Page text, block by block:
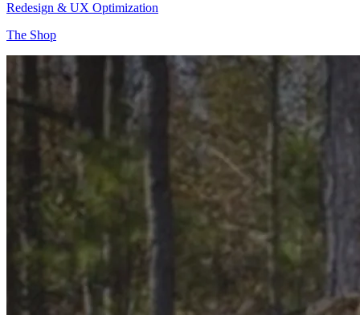
Redesign & UX Optimization
The Shop